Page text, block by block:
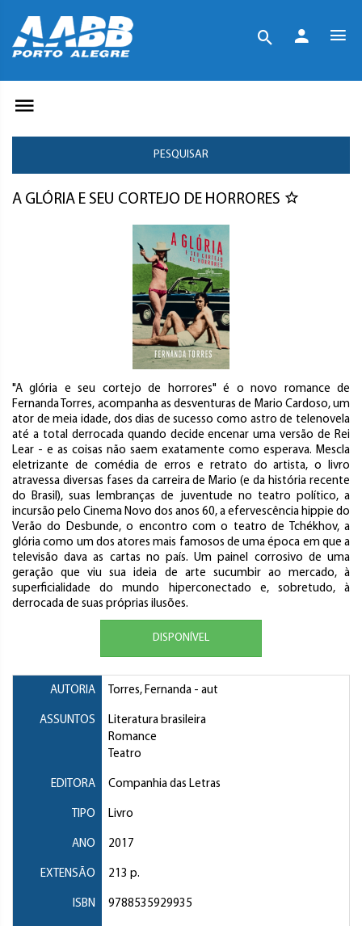
PESQUISAR
A GLÓRIA E SEU CORTEJO DE HORRORES
"A glória e seu cortejo de horrores" é o novo romance de
Fernanda Torres, acompanha as desventuras de Mario Cardoso, um
ator de meia idade, dos dias de sucesso como astro de telenovela
até a total derrocada quando decide encenar uma versão de Rei
Lear - e as coisas não saem exatamente como esperava. Mescla
eletrizante de comédia de erros e retrato do artista, o livro
atravessa diversas fases da carreira de Mario (e da história recente
do Brasil), suas lembranças de juventude no teatro político, a
incursão pelo Cinema Novo dos anos 60, a efervescência hippie do
Verão do Desbunde, o encontro com o teatro de Tchékhov, a
glória como um dos atores mais famosos de uma época em que a
televisão dava as cartas no país. Um painel corrosivo de uma
geração que viu sua ideia de arte sucumbir ao mercado, à
superficialidade do mundo hiperconectado e, sobretudo, à
derrocada de suas próprias ilusões.
DISPONÍVEL
AUTORIA Torres, Fernanda - aut
ASSUNTOS
Literatura brasileira
Romance
Teatro
EDITORA Companhia das Letras
TIPO Livro
ANO 2017
EXTENSÃO 213 p.
ISBN 9788535929935